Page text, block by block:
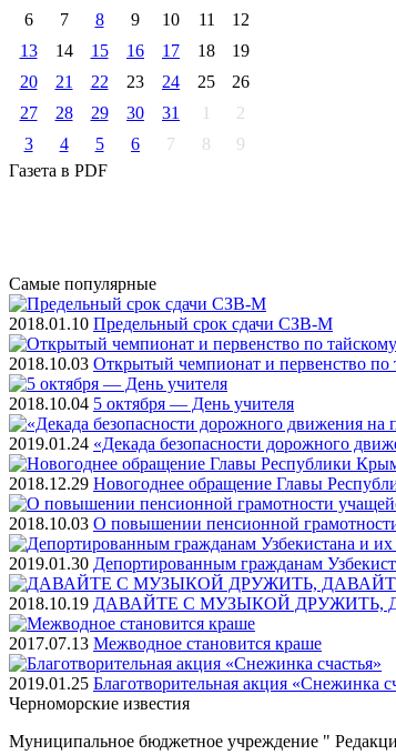
6
7 8 9 10 11
12
13
14 15 16 17 18
19
20
21 22 23 24 25
26
27
28 29 30 31 1
2
3
4 5 6 7 8
9
Газета в PDF
Самые популярные
2018.01.10 Предельный срок сдачи СЗВ-М
2018.10.03 Открытый чемпионат и первенство по
2018.10.04 5 октября — День учителя
2019.01.24 «Декада безопасности дорожного
2018.12.29 Новогоднее обращение Главы
2018.10.03 О повышении пенсионной
2019.01.30 Депортированным гражданам
2018.10.19 ДАВАЙТЕ С МУЗЫКОЙ ДРУЖИТЬ,
2017.07.13 Межводное становится краше
2019.01.25 Благотворительная акция «Снежинка
Черноморские известия
Муниципальное бюджетное учреждение "